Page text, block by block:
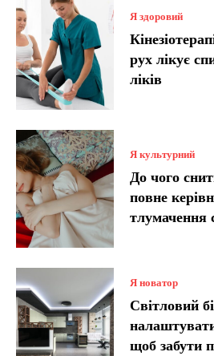
Я здоровий
рух лікує
ліків
Я культурний
До чого
повне
тлумачення
Я новатор
Світловий
щоб забути